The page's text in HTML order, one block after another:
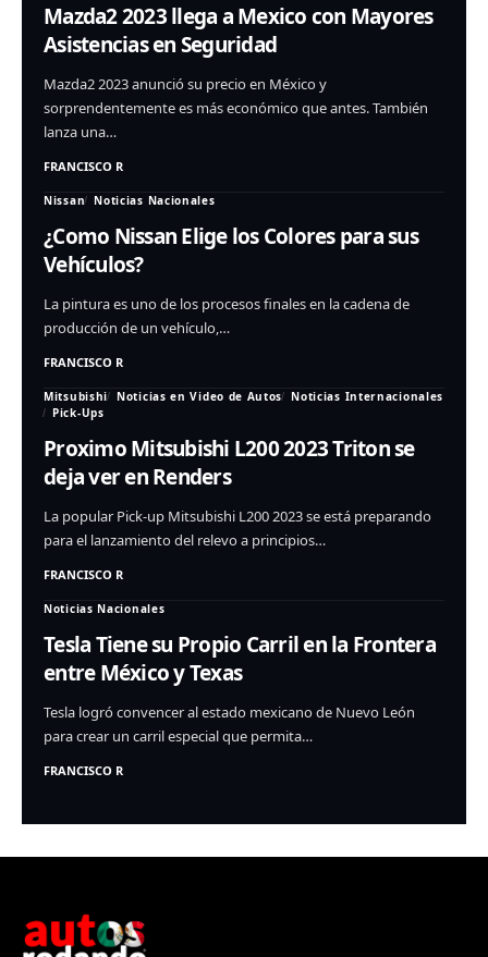
Mazda2 2023 llega a Mexico con Mayores
Asistencias en Seguridad
Mazda2 2023 anunció su precio en México y
sorprendentemente es más económico que antes. También
lanza una…
FRANCISCO R
Nissan Noticias Nacionales
¿Como Nissan Elige los Colores para sus
Vehículos?
La pintura es uno de los procesos finales en la cadena de
producción de un vehículo,…
FRANCISCO R
Mitsubishi Noticias en Video de Autos
Noticias Internacionales
Pick-Ups
Proximo Mitsubishi L200 2023 Triton se
deja ver en Renders
La popular Pick-up Mitsubishi L200 2023 se está preparando
para el lanzamiento del relevo a principios…
FRANCISCO R
Noticias Nacionales
Tesla Tiene su Propio Carril en la Frontera
entre México y Texas
Tesla logró convencer al estado mexicano de Nuevo León
para crear un carril especial que permita…
FRANCISCO R